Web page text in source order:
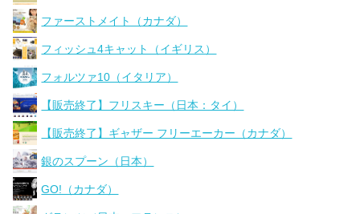
ファーストメイト（カナダ）
フィッシュ4キャット（イギリス）
フォルツァ10（イタリア）
【販売終了】フリスキー（日本：タイ）
【販売終了】ギャザー フリーエーカー（カナダ）
銀のスプーン（日本）
GO!（カナダ）